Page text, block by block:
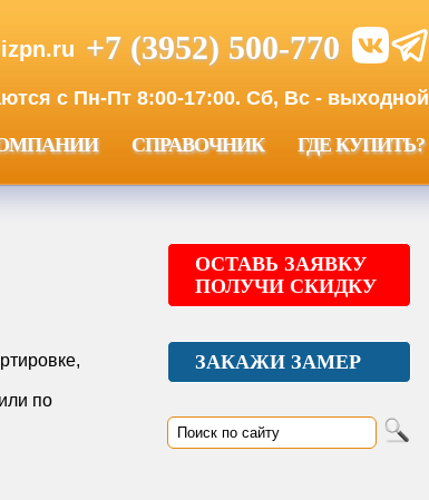
+7 (3952) 500-770
с Пн-Пт 8:00-17:00. Сб, Вс - выходной
СПРАВОЧНИК ГДЕ КУПИТЬ?
по
ОСТАВЬ ЗАЯВКУ
ПОЛУЧИ СКИДКУ
ЗАКАЖИ ЗАМЕР